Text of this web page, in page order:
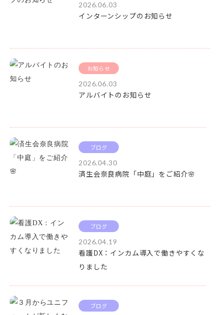
2026.06.03
インターンシップのお知らせ
お知らせ
2026.06.03
アルバイトのお知らせ
ブログ
2026.04.30
済生会奈良病院「中庭」をご紹介🌸
ブログ
2026.04.19
看護DX：インカム導入で働きやすくな
りました
ブログ